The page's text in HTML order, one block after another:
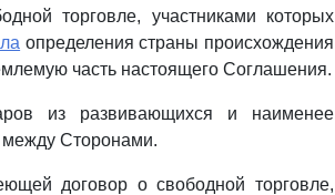
торговле, участниками которых
определения страны происхождения
часть настоящего Соглашения.
из развивающихся и наименее
между Сторонами.
договор о свободной торговле,